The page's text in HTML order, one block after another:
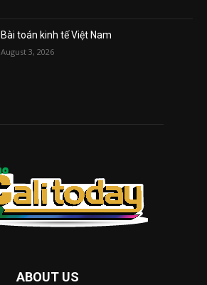
Bài toán kinh tế Việt Nam
August 3, 2026
ABOUT US